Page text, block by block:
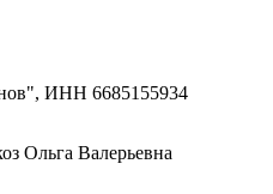
ИНН 6685155934
Ольга Валерьевна